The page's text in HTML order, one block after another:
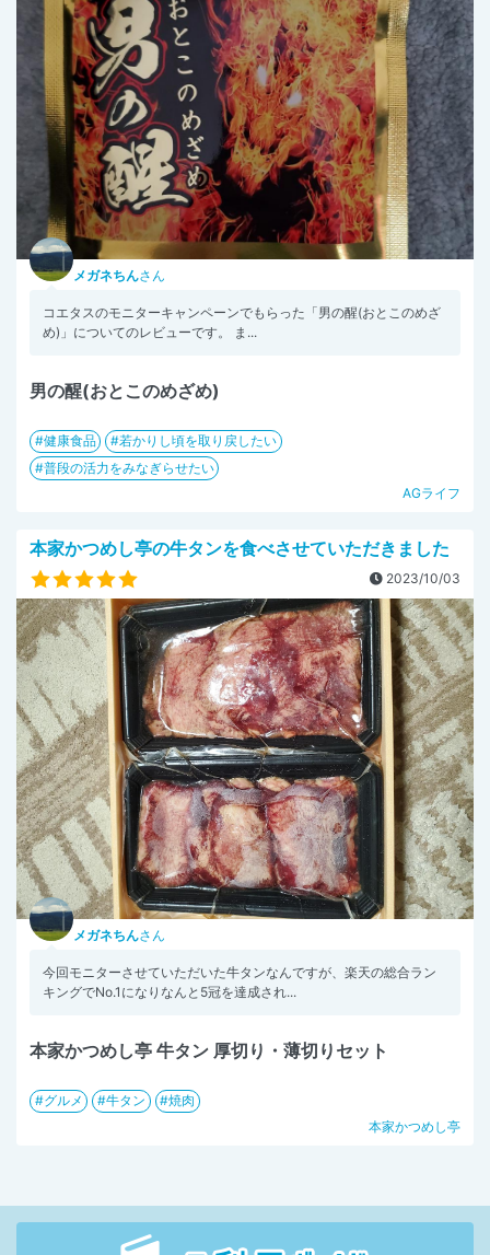
メガネちんさん
コエタスのモニターキャンペーンでもらった「男の醒(おとこのめざ
め)」についてのレビューです。 ま...
男の醒(おとこのめざめ)
健康食品
若かりし頃を取り戻したい
普段の活力をみなぎらせたい
AGライフ
本家かつめし亭の牛タンを食べさせていただきました
2023/10/03
メガネちんさん
今回モニターさせていただいた牛タンなんですが、楽天の総合ラン
キングでNo.1になりなんと5冠を達成され...
本家かつめし亭 牛タン 厚切り・薄切りセット
グルメ 牛タン
焼肉
本家かつめし亭